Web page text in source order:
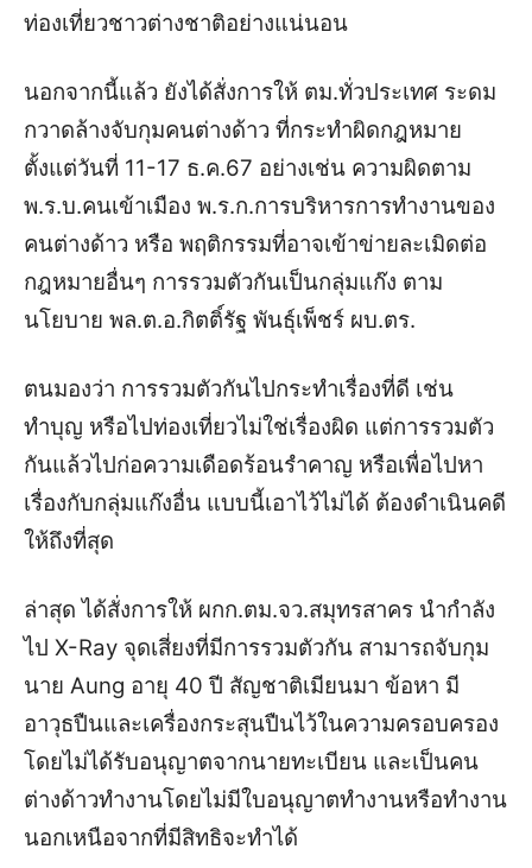
ท่องเที่ยวชาวต่างชาติอย่างแน่นอน
นอกจากนี้แล้ว ยังได้สั่งการให้ ตม.ทั่วประเทศ ระดม
กวาดล้างจับกุมคนต่างด้าว ที่กระทำผิดกฎหมาย
ตั้งแต่วันที่ 11-17 ธ.ค.67 อย่างเช่น ความผิดตาม
พ.ร.บ.คนเข้าเมือง พ.ร.ก.การบริหารการทำงานของ
คนต่างด้าว หรือ พฤติกรรมที่อาจเข้าข่ายละเมิดต่อ
กฎหมายอื่นๆ การรวมตัวกันเป็นกลุ่มแก๊ง ตาม
นโยบาย พล.ต.อ.กิตติ์รัฐ พันธุ์เพ็ชร์ ผบ.ตร.
ตนมองว่า การรวมตัวกันไปกระทำเรื่องที่ดี เช่น
ทำบุญ หรือไปท่องเที่ยวไม่ใช่เรื่องผิด แต่การรวมตัว
กันแล้วไปก่อความเดือดร้อนรำคาญ หรือเพื่อไปหา
เรื่องกับกลุ่มแก๊งอื่น แบบนี้เอาไว้ไม่ได้ ต้องดำเนินคดี
ให้ถึงที่สุด
ล่าสุด ได้สั่งการให้ ผกก.ตม.จว.สมุทรสาคร นำกำลัง
ไป X-Ray จุดเสี่ยงที่มีการรวมตัวกัน สามารถจับกุม
นาย Aung อายุ 40 ปี สัญชาติเมียนมา ข้อหา มี
อาวุธปืนและเครื่องกระสุนปืนไว้ในความครอบครอง
โดยไม่ได้รับอนุญาตจากนายทะเบียน และเป็นคน
ต่างด้าวทำงานโดยไม่มีใบอนุญาตทำงานหรือทำงาน
นอกเหนือจากที่มีสิทธิจะทำได้